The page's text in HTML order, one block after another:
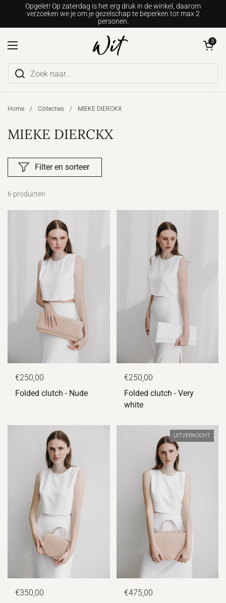
Ga naar content
Opgelet! Op zaterdag is het erg druk in de winkel, daarom
verzoeken we je om je gezelschap te beperken tot max 2
personen.
Menu openen
Winkelwagentje
0
Home / Collecties / MIEKE DIERCKX
MIEKE DIERCKX
6 producten
Filter en sorteer
€250,00
Folded clutch - Nude
€250,00
Folded clutch - Very
white
€350,00
€475,00
UITVERKOCHT